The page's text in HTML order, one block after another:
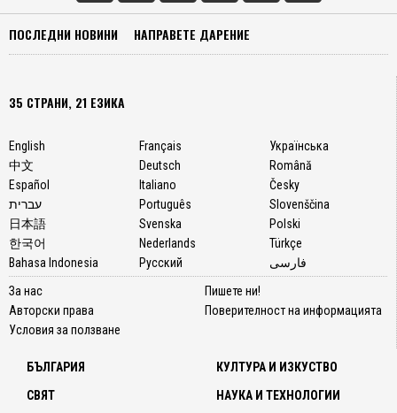
ПОСЛЕДНИ НОВИНИ НАПРАВЕТЕ ДАРЕНИЕ
35 СТРАНИ, 21 ЕЗИКА
English
中文
Español
עברית
日本語
한국어
Bahasa Indonesia
Français
Deutsch
Italiano
Português
Svenska
Nederlands
Русский
Українська
Română
Česky
Slovenščina
Polski
Türkçe
فارسی
За нас
Авторски права
Условия за ползване
Пишете ни!
Поверителност на информацията
БЪЛГАРИЯ
СВЯТ
КУЛТУРА И ИЗКУСТВО
НАУКА И ТЕХНОЛОГИИ